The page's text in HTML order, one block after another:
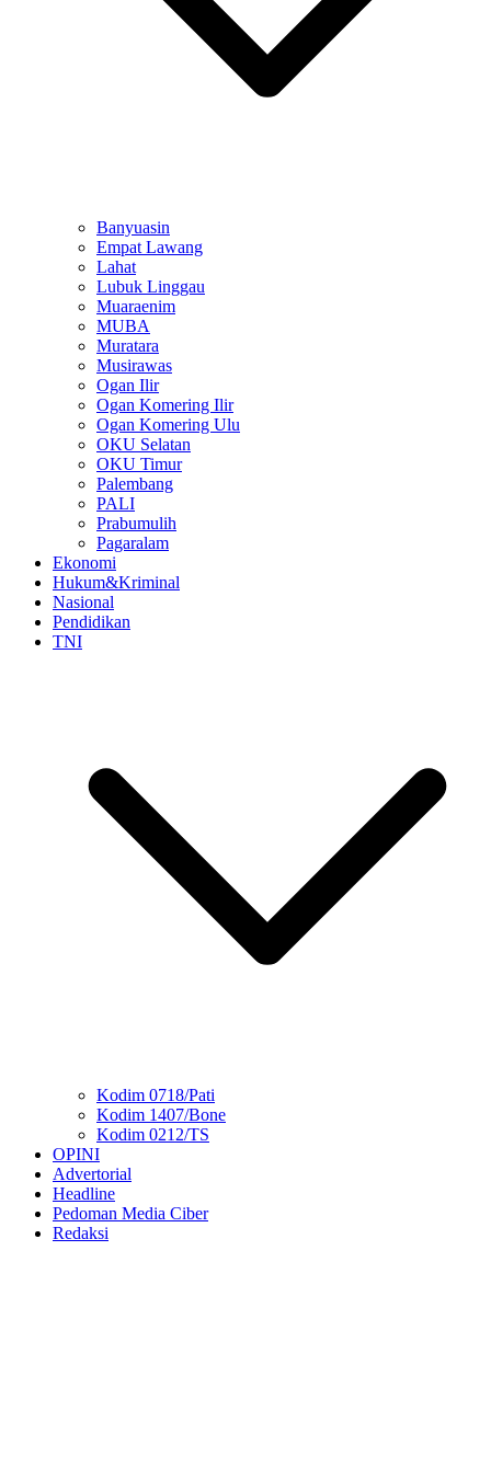
Banyuasin
Empat Lawang
Lahat
Lubuk Linggau
Muaraenim
MUBA
Muratara
Musirawas
Ogan Ilir
Ogan Komering Ilir
Ogan Komering Ulu
OKU Selatan
OKU Timur
Palembang
PALI
Prabumulih
Pagaralam
Ekonomi
Hukum&Kriminal
Nasional
Pendidikan
TNI
Kodim 0718/Pati
Kodim 1407/Bone
Kodim 0212/TS
OPINI
Advertorial
Headline
Pedoman Media Ciber
Redaksi